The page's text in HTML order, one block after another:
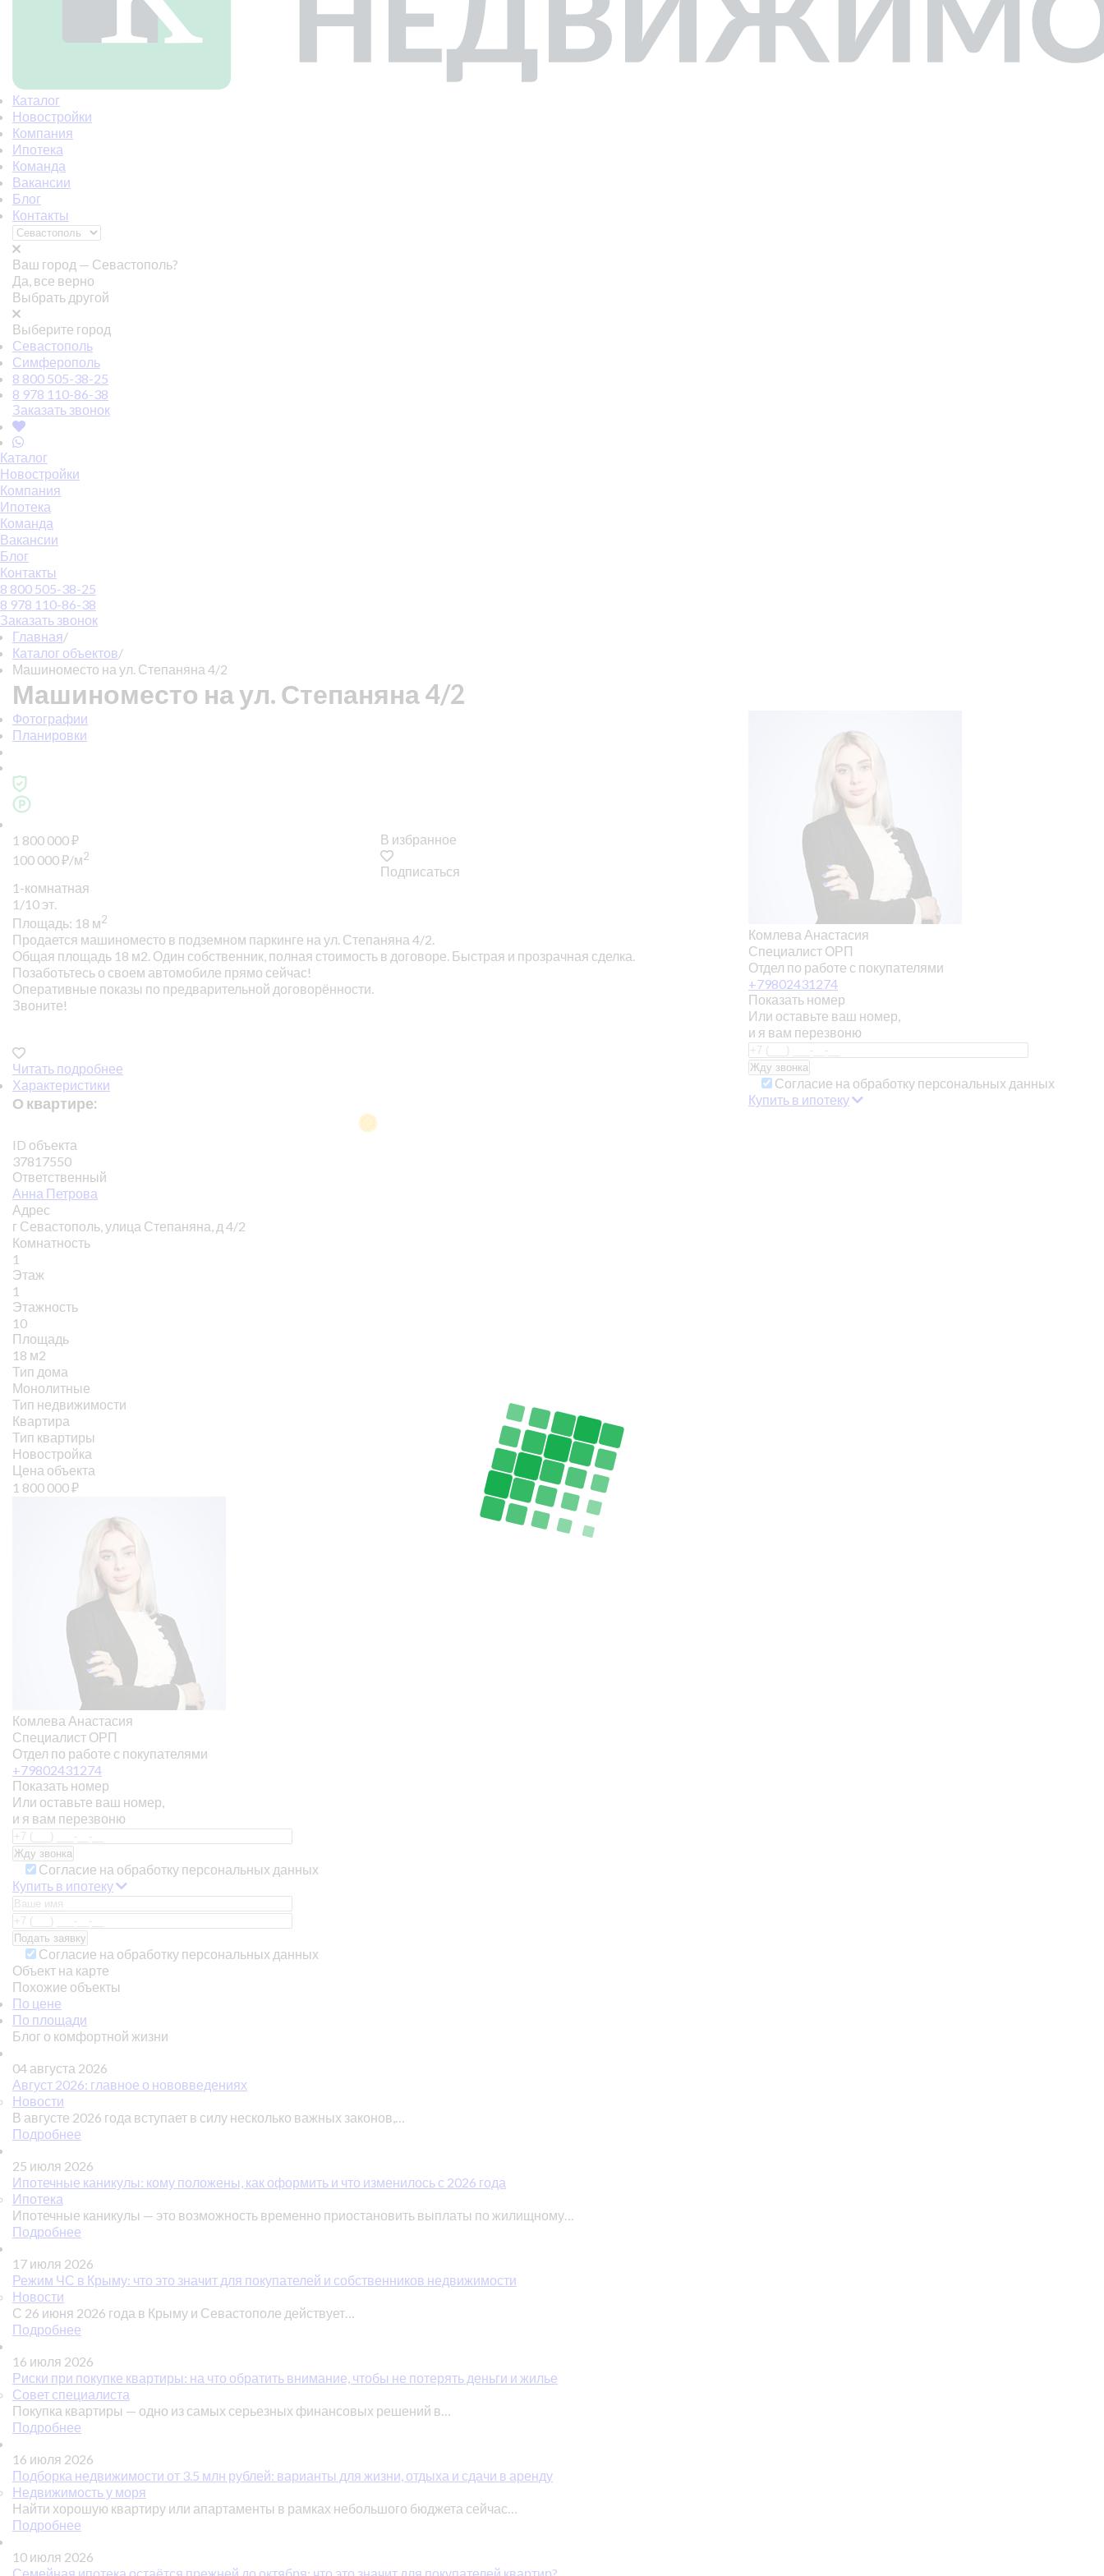
Каталог
Новостройки
Компания
Ипотека
Команда
Вакансии
Блог
Контакты
Ваш город — Севастополь?
Да, все верно
Выбрать другой
Выберите город
Севастополь
Симферополь
8 800 505-38-25
8 978 110-86-38
Заказать звонок
Каталог
Новостройки
Компания
Ипотека
Команда
Вакансии
Блог
Контакты
8 800 505-38-25
8 978 110-86-38
Заказать звонок
Главная/
Каталог объектов/
Машиноместо на ул. Степаняна 4/2
Машиноместо на ул. Степаняна 4/2
Фотографии
Планировки
1 800 000₽
100 000₽/м2
В избранное
Подписаться
1-комнатная
1/10 эт.
Площадь: 18 м2
Продается машиноместо в подземном паркинге на ул. Степаняна 4/2.
Общая площадь 18 м2. Один собственник, полная стоимость в договоре. Быстрая и прозрачная сделка.
Позаботьтесь о своем автомобиле прямо сейчас!
Оперативные показы по предварительной договорённости.
Звоните!
Читать подробнее
Характеристики
О квартире:
ID объекта
37817550
Ответственный
Анна Петрова
Адрес
г Севастополь, улица Степаняна, д 4/2
Комнатность
1
Этаж
1
Этажность
10
Площадь
18 м2
Тип дома
Монолитные
Тип недвижимости
Квартира
Тип квартиры
Новостройка
Цена объекта
1 800 000₽
Комлева Анастасия
Специалист ОРП
Отдел по работе с покупателями
+79802431274
Показать номер
Или оставьте ваш номер,
и я вам перезвоню
Согласие на обработку персональных данных
Купить в ипотеку
Согласие на обработку персональных данных
Комлева Анастасия
Специалист ОРП
Отдел по работе с покупателями
+79802431274
Показать номер
Или оставьте ваш номер,
и я вам перезвоню
Согласие на обработку персональных данных
Купить в ипотеку
Объект на карте
Похожие объекты
По цене
По площади
Блог о комфортной жизни
04 августа 2026
Август 2026: главное о нововведениях
Новости
В августе 2026 года вступает в силу несколько важных законов,…
Подробнее
25 июля 2026
Ипотечные каникулы: кому положены, как оформить и что изменилось с 2026 года
Ипотека
Ипотечные каникулы — это возможность временно приостановить выплаты по жилищному…
Подробнее
17 июля 2026
Режим ЧС в Крыму: что это значит для покупателей и собственников недвижимости
Новости
С 26 июня 2026 года в Крыму и Севастополе действует…
Подробнее
16 июля 2026
Риски при покупке квартиры: на что обратить внимание, чтобы не потерять деньги и жилье
Совет специалиста
Покупка квартиры — одно из самых серьезных финансовых решений в…
Подробнее
16 июля 2026
Подборка недвижимости от 3.5 млн рублей: варианты для жизни, отдыха и сдачи в аренду
Недвижимость у моря
Найти хорошую квартиру или апартаменты в рамках небольшого бюджета сейчас…
Подробнее
10 июля 2026